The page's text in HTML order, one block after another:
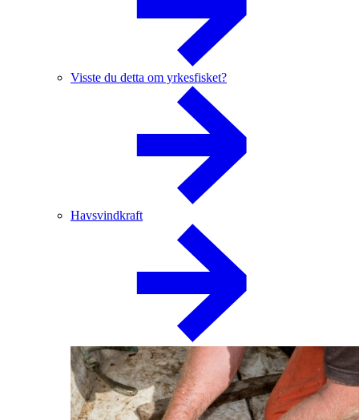
Visste du detta om yrkesfisket?
Havsvindkraft